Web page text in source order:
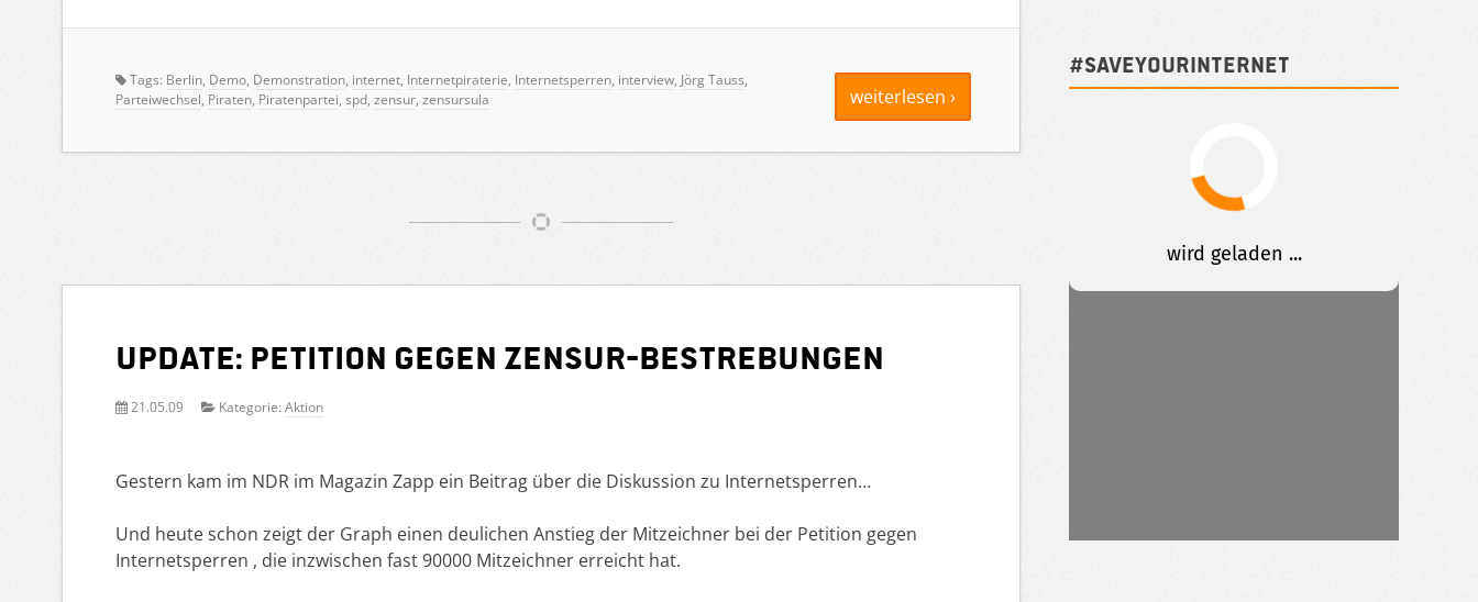
weiterlesen ›
Tags: Berlin, Demo, Demonstration, internet, Internetpiraterie, Internetsperren, interview, Jörg Tauss,
Parteiwechsel, Piraten, Piratenpartei, spd, zensur, zensursula
Update: Petition gegen Zensur-Bestrebungen
21.05.09 Kategorie: Aktion
Gestern kam im NDR im Magazin Zapp ein Beitrag über die Diskussion zu Internetsperren…
Und heute schon zeigt der Graph einen deulichen Anstieg der Mitzeichner bei der Petition gegen
Internetsperren , die inzwischen fast 90000 Mitzeichner erreicht hat.
#SAVEYOURINTERNET